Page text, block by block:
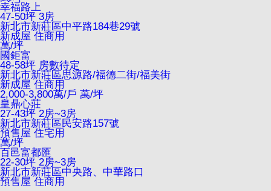
幸福路上
47-50坪 3房
新北市新莊區中平路184巷29號
新成屋 住商用
萬/坪
國鉅富
48-58坪 房數待定
新北市新莊區思源路/福德二街/福美街
新成屋 住商用
2,000-3,800萬/戶 萬/坪
皇鼎心莊
27-43坪 2房~3房
新北市新莊區民安路157號
預售屋 住宅用
萬/坪
百邑富都匯
22-30坪 2房~3房
新北市新莊區中央路、中華路口
預售屋 住商用